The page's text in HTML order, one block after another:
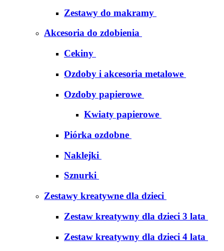
Zestawy do makramy
Akcesoria do zdobienia
Cekiny
Ozdoby i akcesoria metalowe
Ozdoby papierowe
Kwiaty papierowe
Piórka ozdobne
Naklejki
Sznurki
Zestawy kreatywne dla dzieci
Zestaw kreatywny dla dzieci 3 lata
Zestaw kreatywny dla dzieci 4 lata